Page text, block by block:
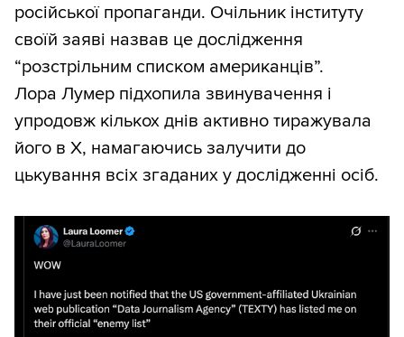
російської пропаганди. Очільник інституту
своїй заяві назвав це дослідження
“розстрільним списком американців”.
Лора Лумер підхопила звинувачення і
упродовж кількох днів активно тиражувала
його в Х, намагаючись залучити до
цькування всіх згаданих у дослідженні осіб.